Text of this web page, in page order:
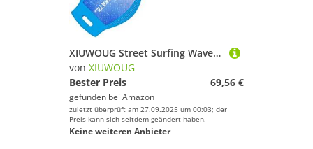
XIUWOUG Street Surfing Waveboard | Double Wheel Scooter Caster Board Mit LED-Blitzrad | Bis 200 Kg | Anti-Rutsch-Schlangenbrett Geeignet Für Kinder Und Jugendliche Anfänger Skateboard,36,83CM*23CM*9CM
von XIUWOUG
Bester Preis
69,56 €
gefunden bei Amazon
zuletzt überprüft am 27.09.2025 um 00:03; der
Preis kann sich seitdem geändert haben.
Keine weiteren Anbieter